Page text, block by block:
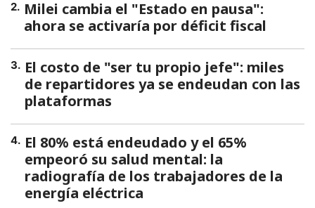
2. Milei cambia el "Estado en pausa":
ahora se activaría por déficit fiscal
3. El costo de "ser tu propio jefe": miles
de repartidores ya se endeudan con las
plataformas
4. El 80% está endeudado y el 65%
empeoró su salud mental: la
radiografía de los trabajadores de la
energía eléctrica